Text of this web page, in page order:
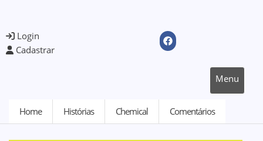
Login
Cadastrar
Menu
Home Histórias Chemical Comentários